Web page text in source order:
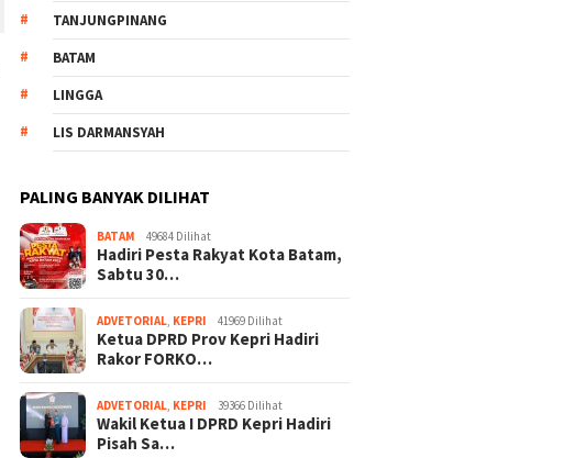
TANJUNGPINANG
BATAM
LINGGA
LIS DARMANSYAH
PALING BANYAK DILIHAT
BATAM 49684 Dilihat
Hadiri Pesta Rakyat Kota Batam,
Sabtu 30…
ADVETORIAL KEPRI 41969 Dilihat
Ketua DPRD Prov Kepri Hadiri
Rakor FORKO…
ADVETORIAL KEPRI 39366 Dilihat
Wakil Ketua I DPRD Kepri Hadiri
Pisah Sa…